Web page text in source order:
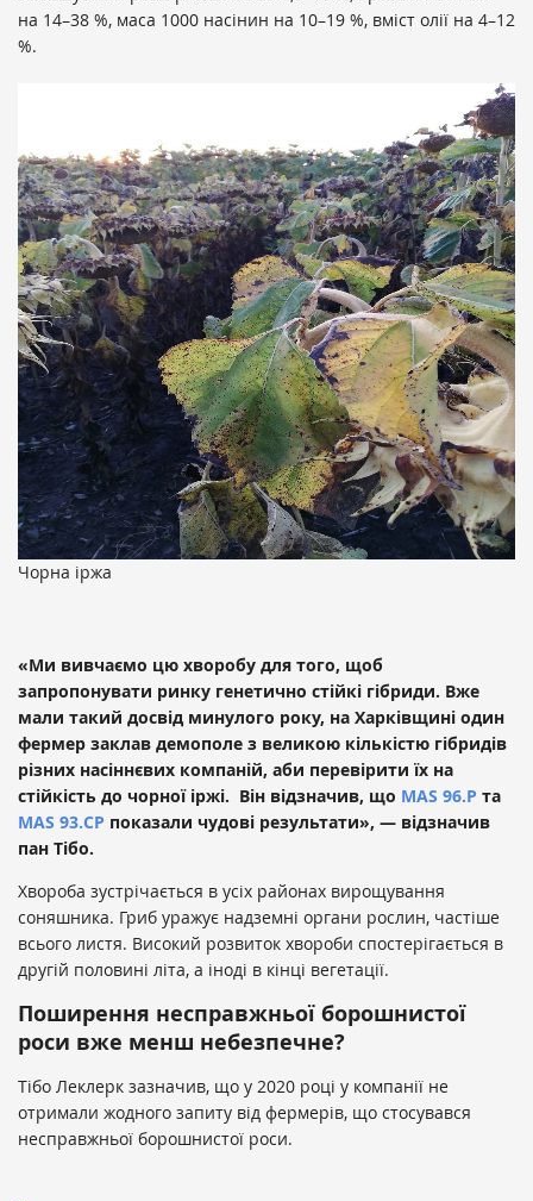
на 14–38 %, маса 1000 насінин на 10–19 %, вміст олії на 4–12
%.
Чорна іржа
«Ми вивчаємо цю хворобу для того, щоб
запропонувати ринку генетично стійкі гібриди. Вже
мали такий досвід минулого року, на Харківщині один
фермер заклав демополе з великою кількістю гібридів
різних насіннєвих компаній, аби перевірити їх на
стійкість до чорної іржі. Він відзначив, що MAS 96.Р та
MAS 93.СР показали чудові результати», — відзначив
пан Тібо.
Хвороба зустрічається в усіх районах вирощування
соняшника. Гриб уражує надземні органи рослин, частіше
всього листя. Високий розвиток хвороби спостерігається в
другій половині літа, а іноді в кінці вегетації.
Поширення несправжньої борошнистої
роси вже менш небезпечне?
Тібо Леклерк зазначив, що у 2020 році у компанії не
отримали жодного запиту від фермерів, що стосувався
несправжньої борошнистої роси.